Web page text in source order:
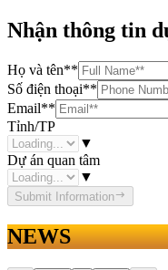
Nhận thông tin
Họ và tên**
Số điện thoại**
Email**
Tỉnh/TP
▼
Dự án quan tâm
▼
Submit Information
NEWS